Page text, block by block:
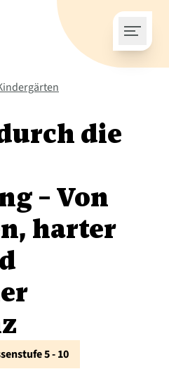
die
– Von
harter
5 - 10